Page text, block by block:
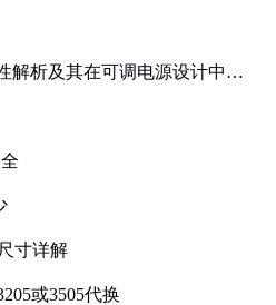
解析及其在可调电源设计中的
寸详解
或3505代换